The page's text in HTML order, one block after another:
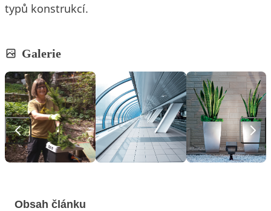
typů konstrukcí.
Galerie
Obsah článku